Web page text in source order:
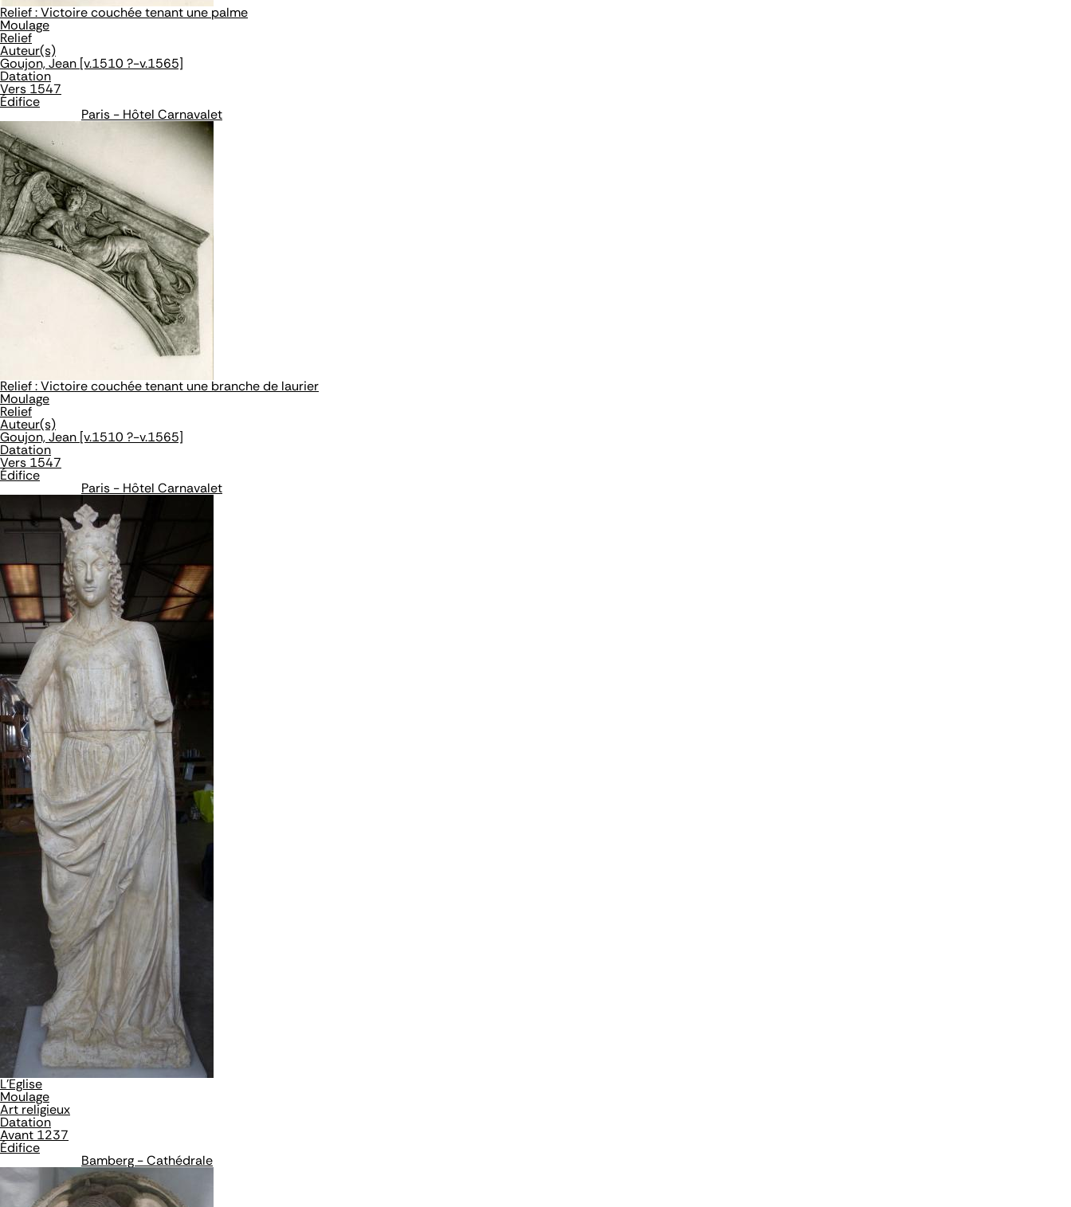
Relief : Victoire couchée tenant une palme
Moulage
Relief
Auteur(s)
Goujon, Jean [v.1510 ?-v.1565]
Datation
Vers 1547
Édifice
Paris - Hôtel Carnavalet
Relief : Victoire couchée tenant une branche de laurier
Moulage
Relief
Auteur(s)
Goujon, Jean [v.1510 ?-v.1565]
Datation
Vers 1547
Édifice
Paris - Hôtel Carnavalet
L'Eglise
Moulage
Art religieux
Datation
Avant 1237
Édifice
Bamberg - Cathédrale